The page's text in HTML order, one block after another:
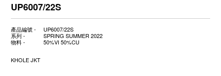
UP6007/22S
產品編號 -
UP6007/22S
系列 -
SPRING SUMMER 2022
物料 -
50%VI 50%CU
KHOLE JKT